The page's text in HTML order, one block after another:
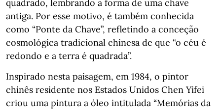
quadrado, lembrando a forma de uma chave
antiga. Por esse motivo, é também conhecida
como “Ponte da Chave”, refletindo a conceção
cosmológica tradicional chinesa de que “o céu é
redondo e a terra é quadrada”.
Inspirado nesta paisagem, em 1984, o pintor
chinês residente nos Estados Unidos Chen Yifei
criou uma pintura a óleo intitulada “Memórias da